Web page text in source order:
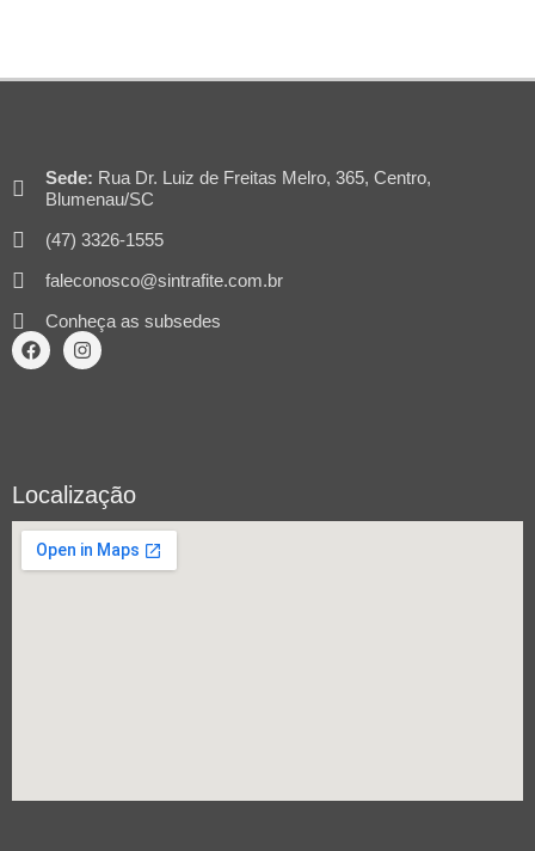
Sede: Rua Dr. Luiz de Freitas Melro, 365, Centro,
Blumenau/SC
(47) 3326-1555
faleconosco@sintrafite.com.br
Conheça as subsedes
Localização